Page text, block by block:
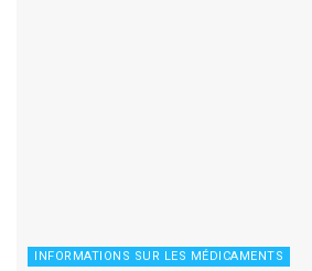
INFORMATIONS SUR LES MÉDICAMENTS